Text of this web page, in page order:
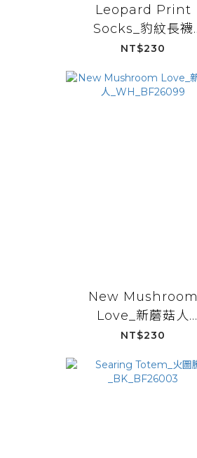
Leopard Print
Socks_豹紋長襪
_BK_BF26006
NT$230
New Mushroom
Love_新蘑菇人
_WH_BF26099
NT$230